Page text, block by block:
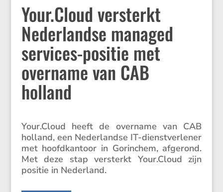
Your​.Cloud versterkt
Nederlandse managed
services-positie met
overname van CAB
holland
Your​.Cloud heeft de overname van CAB
holland, een Neder­landse IT-dienst­ver­lener
met hoofd­kan­toor in Gorin­chem, afgerond.
Met deze stap versterkt Your​.Cloud zijn
positie in Nederland.